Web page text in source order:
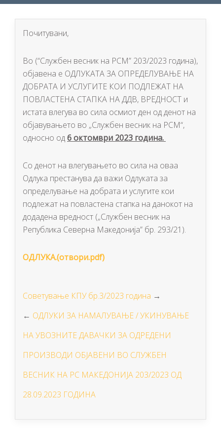
Почитувани,
Во (“Службен весник на РСМ” 203/2023 година),
објавена е ОДЛУКАТА ЗА ОПРЕДЕЛУВАЊЕ НА
ДОБРАТА И УСЛУГИТЕ КОИ ПОДЛЕЖАТ НА
ПОВЛАСТЕНА СТАПКА НА ДДВ, ВРЕДНОСТ и
истата влегува во сила осмиот ден од денот на
објавувањето во „Службен весник на РСМ“,
односно од6 октомври 2023 година.
Со денот на влегувањето во сила на оваа
Одлука престанува да важи Одлуката за
определување на добрата и услугите кои
подлежат на повластена стапка на данокот на
додадена вредност („Службен весник на
Република Северна Македонија” бр. 293/21).
ОДЛУКА.(отвори.pdf)
Советување КПУ бр.3/2023 година →
← ОДЛУКИ ЗА НАМАЛУВАЊЕ / УКИНУВАЊЕ
НА УВОЗНИТЕ ДАВАЧКИ ЗА ОДРЕДЕНИ
ПРОИЗВОДИ ОБЈАВЕНИ ВО СЛУЖБЕН
ВЕСНИК НА РС МАКЕДОНИЈА 203/2023 ОД
28.09.2023 ГОДИНA